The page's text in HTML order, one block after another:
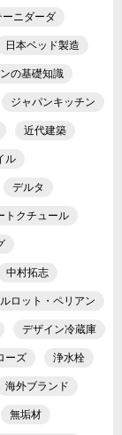
ーニダーダ
日本ベッド製造
の基礎知識
ジャパンキッチン
近代建築
ル
デルタ
トクチュール
中村拓志
ロット・ペリアン
デザイン冷蔵庫
ーズ 浄水栓
海外ブランド
無垢材